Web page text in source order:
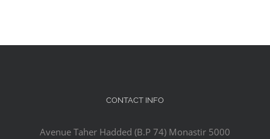
CONTACT INFO
Avenue Taher Hadded (B.P 74) Monastir 5000